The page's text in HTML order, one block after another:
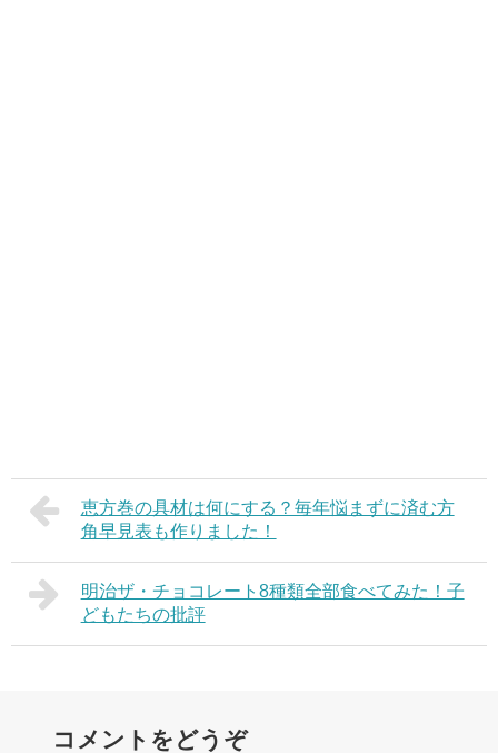
恵方巻の具材は何にする？毎年悩まずに済む方
角早見表も作りました！
明治ザ・チョコレート8種類全部食べてみた！子
どもたちの批評
コメントをどうぞ